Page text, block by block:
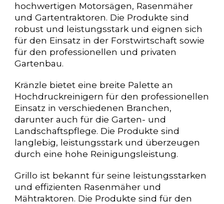
hochwertigen Motorsägen, Rasenmäher
und Gartentraktoren. Die Produkte sind
robust und leistungsstark und eignen sich
für den Einsatz in der Forstwirtschaft sowie
für den professionellen und privaten
Gartenbau.
Kränzle bietet eine breite Palette an
Hochdruckreinigern für den professionellen
Einsatz in verschiedenen Branchen,
darunter auch für die Garten- und
Landschaftspflege. Die Produkte sind
langlebig, leistungsstark und überzeugen
durch eine hohe Reinigungsleistung.
Grillo ist bekannt für seine leistungsstarken
und effizienten Rasenmäher und
Mähtraktoren. Die Produkte sind für den